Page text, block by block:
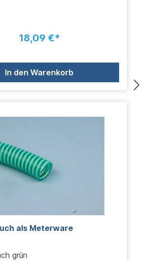
18,09 €*
In den Warenkorb
als Meterware
grün